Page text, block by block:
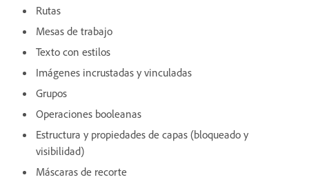
Rutas
Mesas de trabajo
Texto con estilos
Imágenes incrustadas y vinculadas
Grupos
Operaciones booleanas
Estructura y propiedades de capas (bloqueado y
visibilidad)
Máscaras de recorte